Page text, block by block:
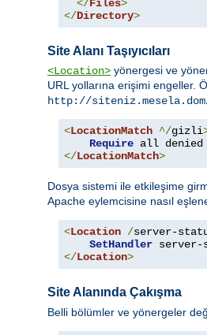
</Files>
</Directory>
Site Alanı Taşıyıcıları
<Location> yönergesi ve
URL yollarına erişimi engeller.
http://
<LocationMatch ^/gizli
Require
</LocationMatch>
Dosya sistemi ile etkileşime
Apache eylemcisine nasıl
<Location /server-
SetHandler
</Location>
Site Alanında Çakışma
Belli bölümler ve yönergeler